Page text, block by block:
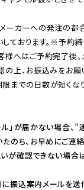
カーへの発注の都
ております。※予約
様へはご予約完了後
の上、お振込みをお願
までの日数が短くな
」が届かない場合、”
のち、お早めにご連
が確認できない場合
振込案内メールを送